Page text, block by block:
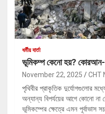
ধর্মীয় বার্তা
ভূমিকম্প কেনো হয়? কোরআন-
November 22, 2025 CHT
পৃথিবীর প্রাকৃতিক দুর্যোগগুলোর
অন্যান্য বিপর্যয়ের আগে কোনো না
ভূমিকম্পের ক্ষেত্রে এমন পূর্বাভাস